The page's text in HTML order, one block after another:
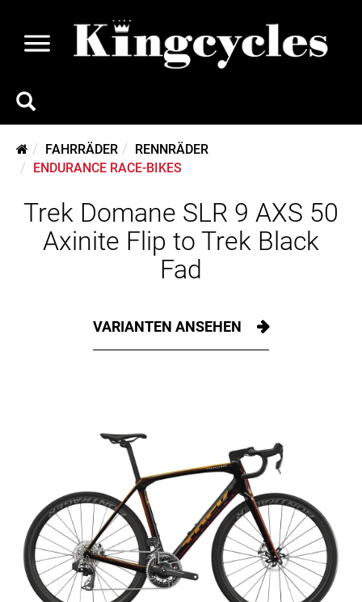
FAHRRÄDER
RENNRÄDER
ENDURANCE RACE-BIKES
Trek Domane SLR 9 AXS 50
Axinite Flip to Trek Black
Fad
VARIANTEN ANSEHEN